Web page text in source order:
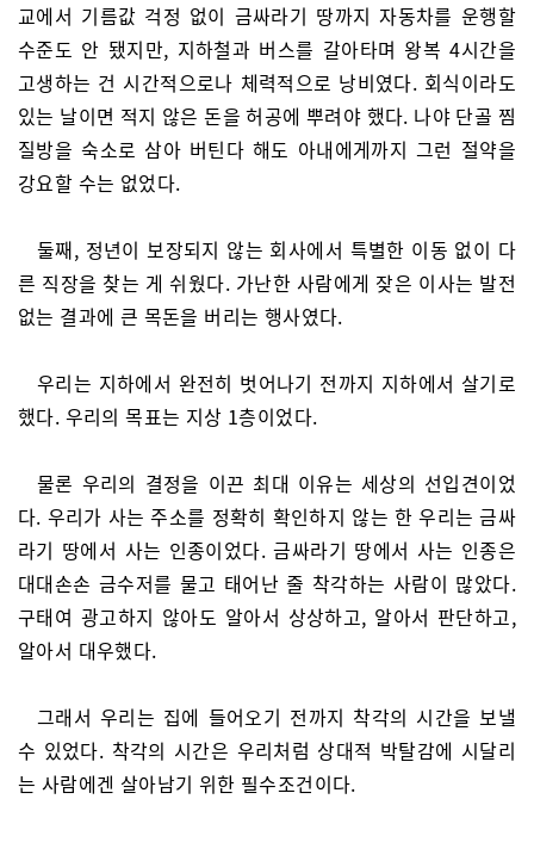
교에서 기름값 걱정 없이 금싸라기 땅까지 자동차를 운행할
수준도 안 됐지만, 지하철과 버스를 갈아타며 왕복 4시간을
고생하는 건 시간적으로나 체력적으로 낭비였다. 회식이라도
있는 날이면 적지 않은 돈을 허공에 뿌려야 했다. 나야 단골 찜
질방을 숙소로 삼아 버틴다 해도 아내에게까지 그런 절약을
강요할 수는 없었다.
둘째, 정년이 보장되지 않는 회사에서 특별한 이동 없이 다
른 직장을 찾는 게 쉬웠다. 가난한 사람에게 잦은 이사는 발전
없는 결과에 큰 목돈을 버리는 행사였다.
우리는 지하에서 완전히 벗어나기 전까지 지하에서 살기로
했다. 우리의 목표는 지상 1층이었다.
물론 우리의 결정을 이끈 최대 이유는 세상의 선입견이었
다. 우리가 사는 주소를 정확히 확인하지 않는 한 우리는 금싸
라기 땅에서 사는 인종이었다. 금싸라기 땅에서 사는 인종은
대대손손 금수저를 물고 태어난 줄 착각하는 사람이 많았다.
구태여 광고하지 않아도 알아서 상상하고, 알아서 판단하고,
알아서 대우했다.
그래서 우리는 집에 들어오기 전까지 착각의 시간을 보낼
수 있었다. 착각의 시간은 우리처럼 상대적 박탈감에 시달리
는 사람에겐 살아남기 위한 필수조건이다.